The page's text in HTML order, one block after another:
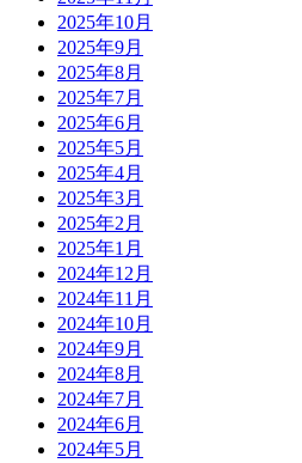
2025年10月
2025年9月
2025年8月
2025年7月
2025年6月
2025年5月
2025年4月
2025年3月
2025年2月
2025年1月
2024年12月
2024年11月
2024年10月
2024年9月
2024年8月
2024年7月
2024年6月
2024年5月